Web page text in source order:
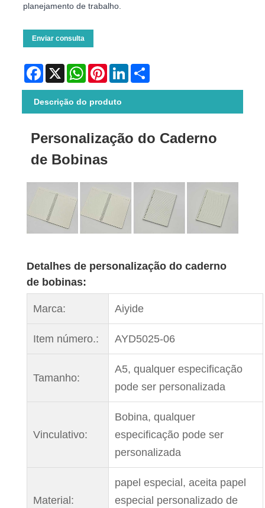
planejamento de trabalho.
Enviar consulta
Facebook
X WhatsAppPinterestLinkedIn
Descrição do produto
Personalização do Caderno
de Bobinas
Detalhes de personalização do caderno
de bobinas:
Marca: Aiyide
Item número.: AYD5025-06
Tamanho:
A5, qualquer especificação
pode ser personalizada
Vinculativo:
Bobina, qualquer
especificação pode ser
personalizada
Material:
papel especial, aceita papel
especial personalizado de